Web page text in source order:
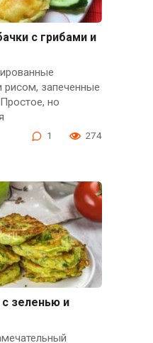
с грибами и
запеченные
но
1 274
зеленью и